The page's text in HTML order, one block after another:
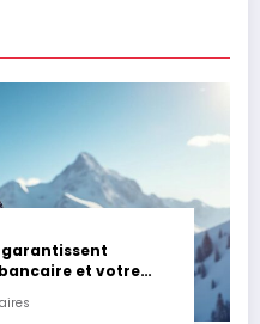
garantissent
et votre